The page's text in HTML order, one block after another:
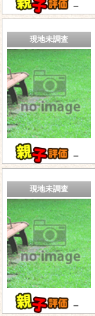
－
現地未調査
－
現地未調査
－